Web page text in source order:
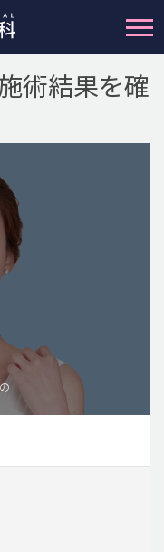
術結果を確